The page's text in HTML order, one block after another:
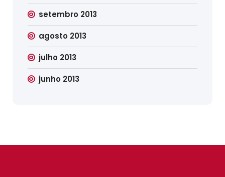
setembro 2013
agosto 2013
julho 2013
junho 2013